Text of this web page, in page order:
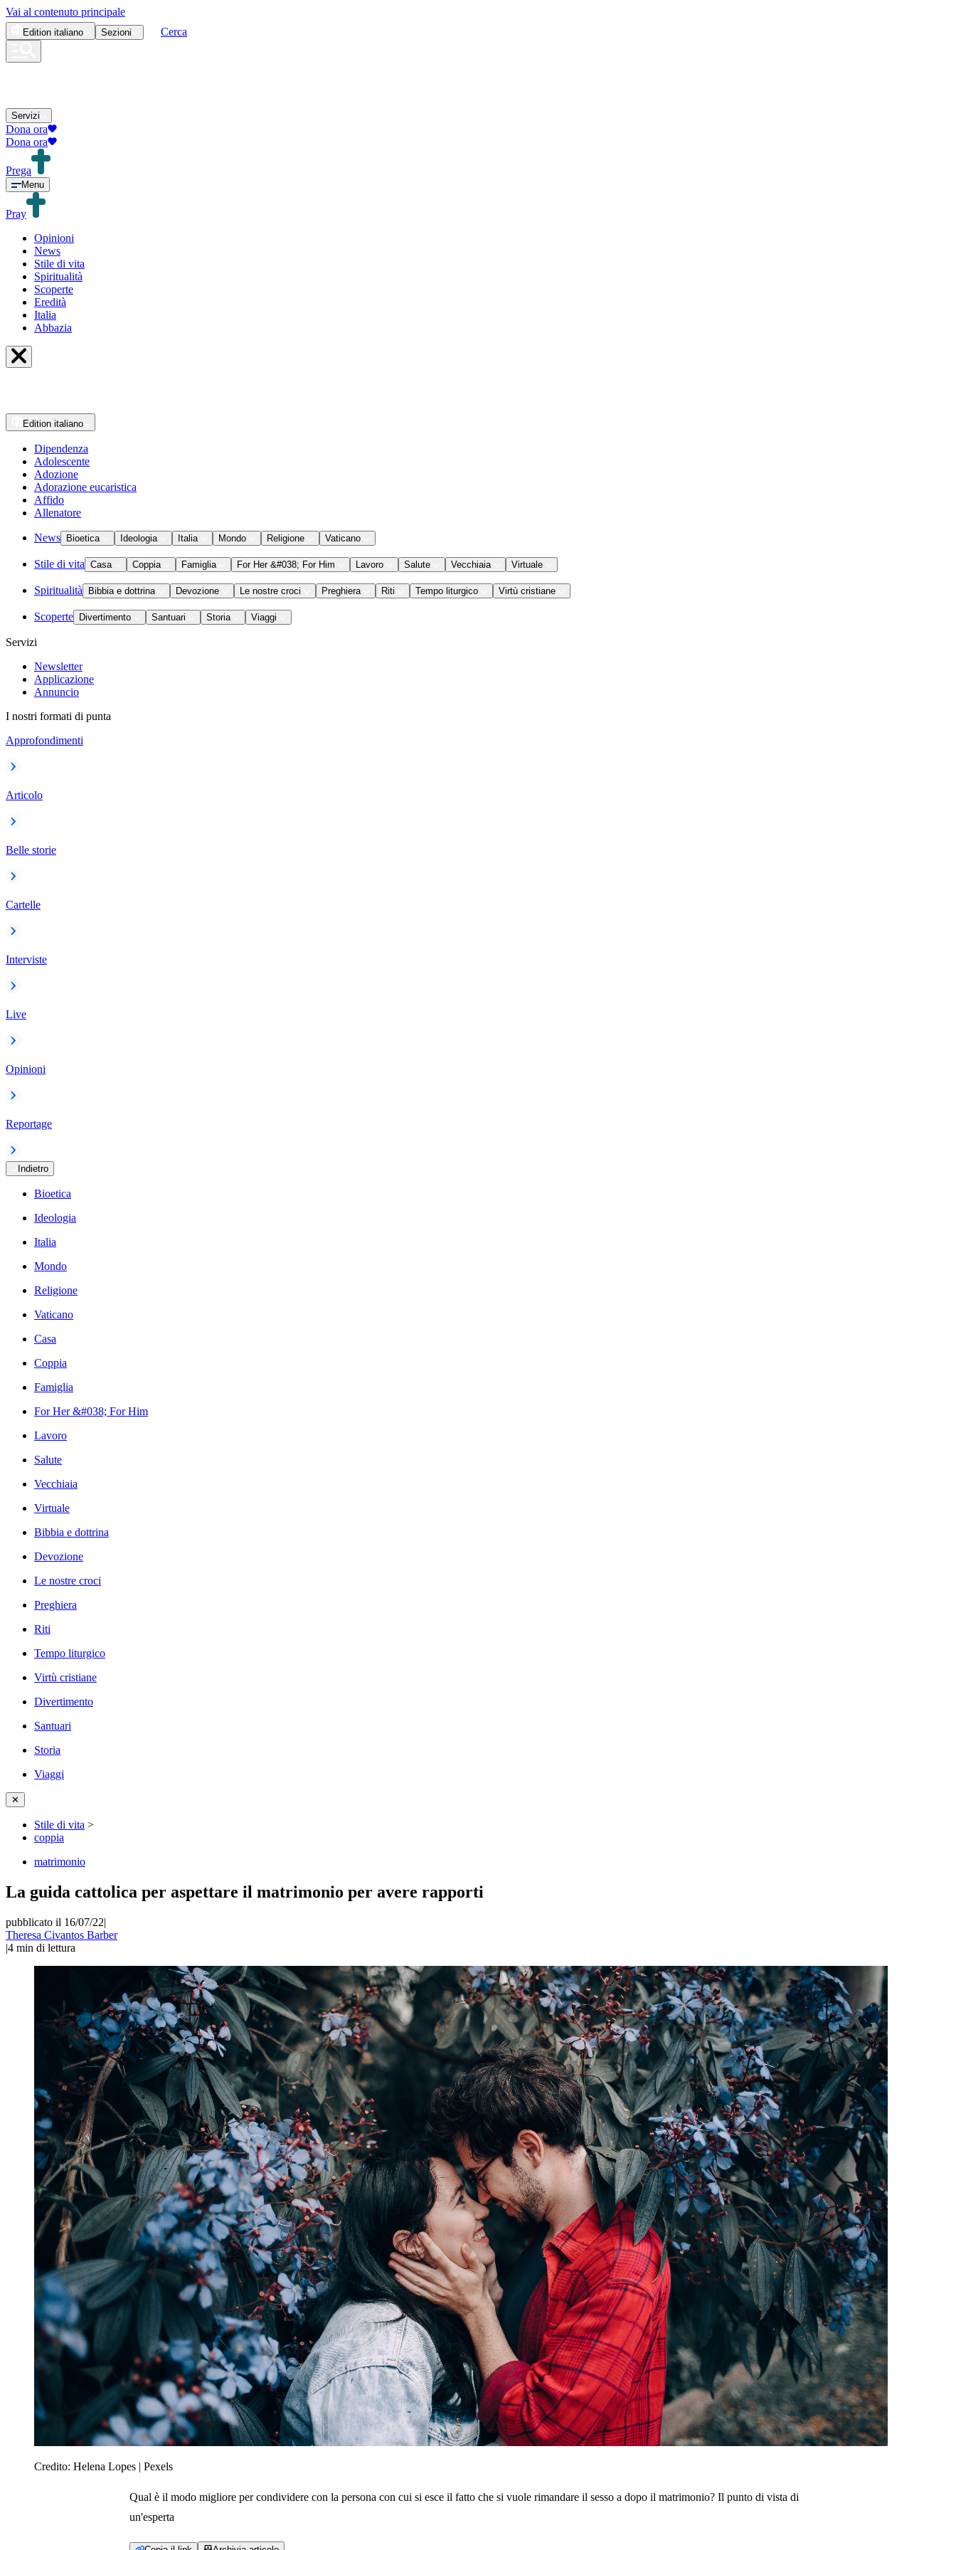
Vai al contenuto principale
Edition italiano Sezioni Cerca
Servizi
Dona ora
Dona ora
Prega
Menu
Pray
Opinioni
News
Stile di vita
Spiritualità
Scoperte
Eredità
Italia
Abbazia
Edition italiano
Dipendenza
Adolescente
Adozione
Adorazione eucaristica
Affido
Allenatore
News Bioetica Ideologia Italia Mondo Religione Vaticano
Stile di vita Casa Coppia Famiglia For Her &#038; For Him Lavoro Salute Vecchiaia Virtuale
Spiritualità Bibbia e dottrina Devozione Le nostre croci Preghiera Riti Tempo liturgico Virtù cristiane
Scoperte Divertimento Santuari Storia Viaggi
Servizi
Newsletter
Applicazione
Annuncio
I nostri formati di punta
Approfondimenti
Articolo
Belle storie
Cartelle
Interviste
Live
Opinioni
Reportage
Indietro
Bioetica
Ideologia
Italia
Mondo
Religione
Vaticano
Casa
Coppia
Famiglia
For Her &#038; For Him
Lavoro
Salute
Vecchiaia
Virtuale
Bibbia e dottrina
Devozione
Le nostre croci
Preghiera
Riti
Tempo liturgico
Virtù cristiane
Divertimento
Santuari
Storia
Viaggi
✕
Stile di vita >
coppia
matrimonio
La guida cattolica per aspettare il matrimonio per avere rapporti
pubblicato il 16/07/22|
Theresa Civantos Barber
|4 min di lettura
Credito: Helena Lopes | Pexels
Qual è il modo migliore per condividere con la persona con cui si esce il fatto che si vuole rimandare il sesso a dopo il matrimonio? Il punto di vista di
un'esperta